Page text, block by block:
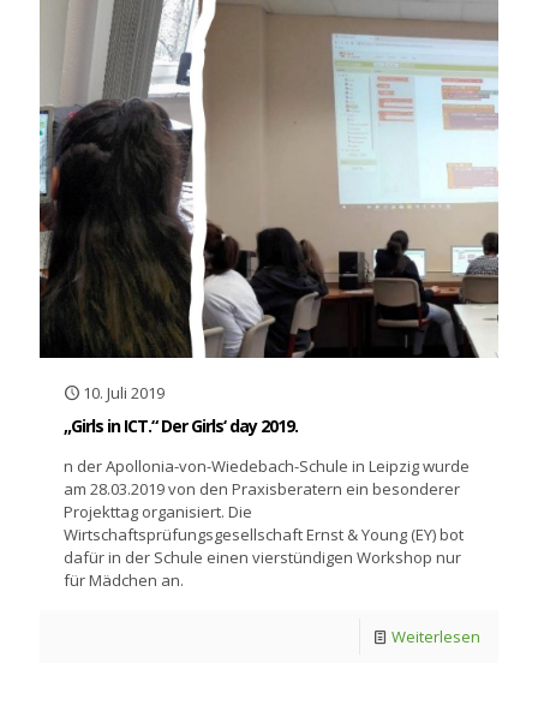
10. Juli 2019
„Girls in ICT.“ Der Girls‘ day 2019.
n der Apollonia-von-Wiedebach-Schule in Leipzig wurde
am 28.03.2019 von den Praxisberatern ein besonderer
Projekttag organisiert. Die
Wirtschaftsprüfungsgesellschaft Ernst & Young (EY) bot
dafür in der Schule einen vierstündigen Workshop nur
für Mädchen an.
Weiterlesen